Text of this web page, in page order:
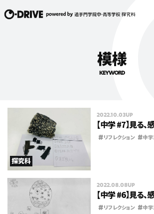
模様
KEYWORD
探究科
2022.10.03UP
【中学 #7】見る、
#リフレクション #中
2022.08.08UP
【中学 #6】見る、
#リフレクション #中
STUDENT
生徒・卒業生
TEACHER
取
INTERVIEW SPECIAL
こ